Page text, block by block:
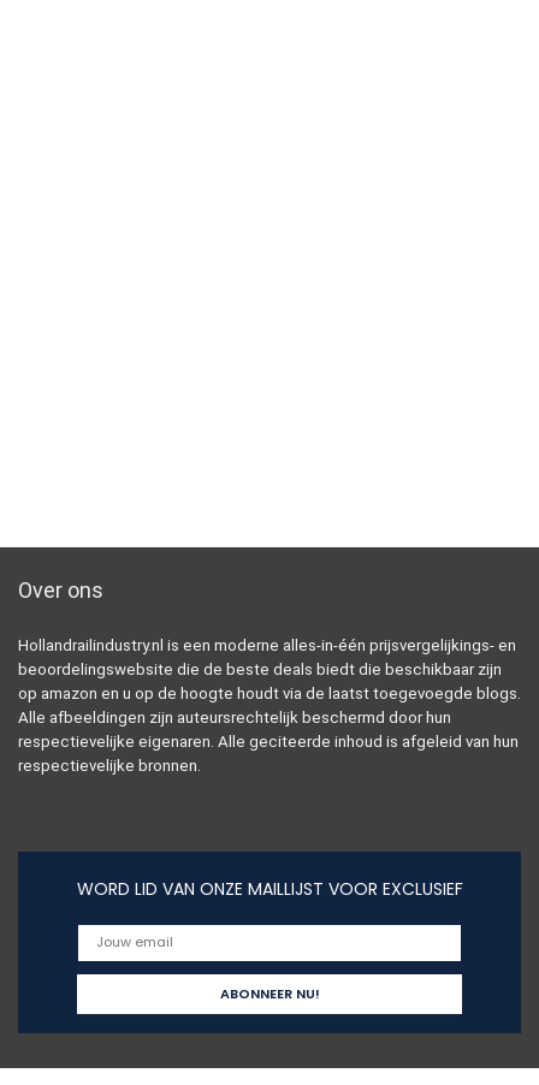
Over ons
Hollandrailindustry.nl is een moderne alles-in-één prijsvergelijkings- en
beoordelingswebsite die de beste deals biedt die beschikbaar zijn
op amazon en u op de hoogte houdt via de laatst toegevoegde blogs.
Alle afbeeldingen zijn auteursrechtelijk beschermd door hun
respectievelijke eigenaren. Alle geciteerde inhoud is afgeleid van hun
respectievelijke bronnen.
WORD LID VAN ONZE MAILLIJST VOOR EXCLUSIEF